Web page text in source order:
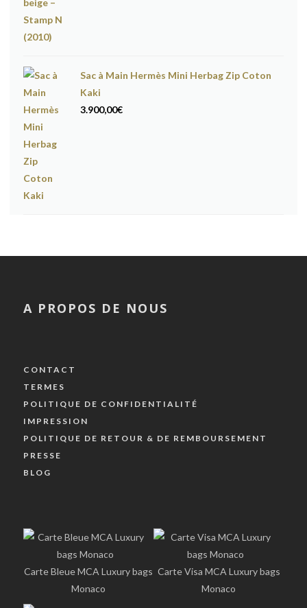
Sac à Main Hermès Mini Herbag Zip Coton
Kaki
3.900,00€
A PROPOS DE NOUS
CONTACT
TERMES
POLITIQUE DE CONFIDENTIALITÉ
IMPRESSION
POLITIQUE DE RETOUR & DE REMBOURSEMENT
PRESSE
BLOG
Carte Bleue MCA Luxury bags
Monaco
Carte Visa MCA Luxury bags
Monaco